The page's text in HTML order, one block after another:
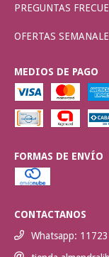
PREGUNTAS
OFERTAS
MEDIOS DE PAGO
FORMAS DE ENVÍO
CONTACTANOS
Whatsapp: